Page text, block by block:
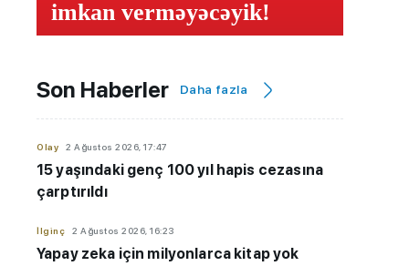
imkan verməyəcəyik!
Son Haberler Daha fazla
Olay 2 Ağustos 2026, 17:47
15 yaşındaki genç 100 yıl hapis cezasına
çarptırıldı
İlginç 2 Ağustos 2026, 16:23
Yapay zeka için milyonlarca kitap yok